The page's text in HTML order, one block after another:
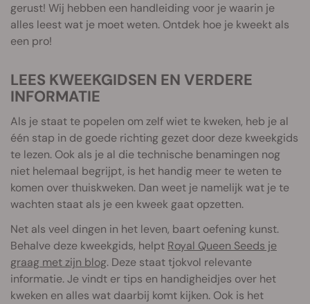
gerust! Wij hebben een handleiding voor je waarin je
alles leest wat je moet weten. Ontdek hoe je kweekt als
een pro!
LEES KWEEKGIDSEN EN VERDERE
INFORMATIE
Als je staat te popelen om zelf wiet te kweken, heb je al
één stap in de goede richting gezet door deze kweekgids
te lezen. Ook als je al die technische benamingen nog
niet helemaal begrijpt, is het handig meer te weten te
komen over thuiskweken. Dan weet je namelijk wat je te
wachten staat als je een kweek gaat opzetten.
Net als veel dingen in het leven, baart oefening kunst.
Behalve deze kweekgids, helpt Royal Queen Seeds je
graag met zijn blog. Deze staat tjokvol relevante
informatie. Je vindt er tips en handigheidjes over het
kweken en alles wat daarbij komt kijken. Ook is het